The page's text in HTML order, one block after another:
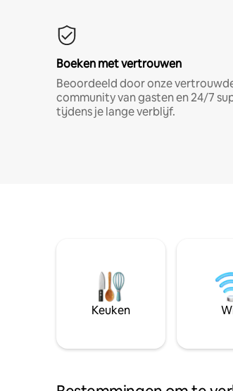
Boeken met vertrouwen
Beoordeeld door onze
community van gasten en 24/7
tijdens je lange verblijf.
Keuken